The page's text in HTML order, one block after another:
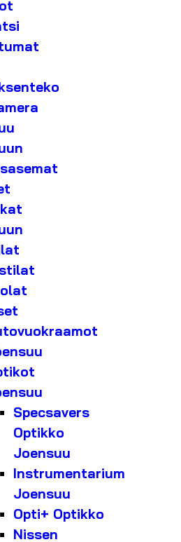
Specsavers
Optikko
Joensuu
Instrumentarium
Joensuu
Opti+ Optikko
Nissen